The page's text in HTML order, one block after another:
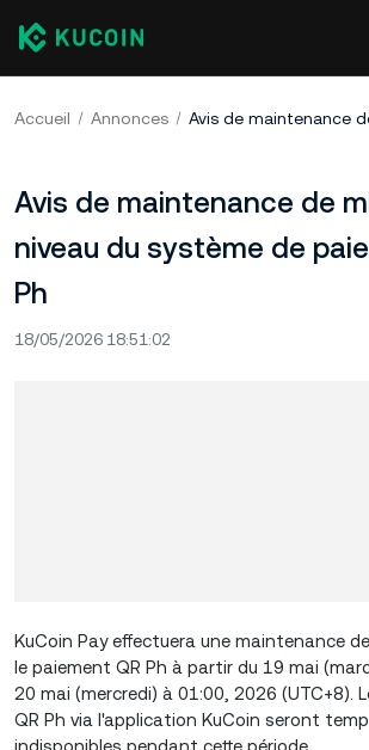
Accueil Annonces
Avis de maintenance de
niveau du système de
Ph
18/05/2026 18:51:02
KuCoin Pay effectuera une maintenance
le paiement QR Ph à partir du 19 mai
20 mai (mercredi) à 01:00, 2026 (UTC+8).
QR Ph via l'application KuCoin seront
indisponibles pendant cette période.